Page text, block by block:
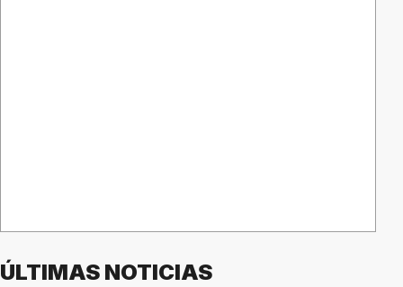
ÚLTIMAS NOTICIAS